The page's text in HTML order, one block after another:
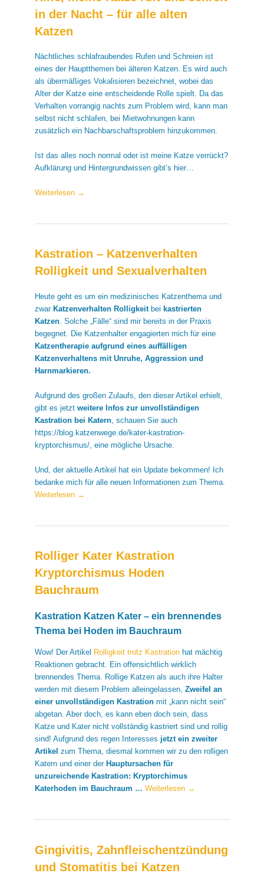
in der Nacht – für alle alten
Katzen
Nächtliches schlafraubendes Rufen und Schreien ist
eines der Hauptthemen bei älteren Katzen. Es wird auch
als übermäßiges Vokalisieren bezeichnet, wobei das
Alter der Katze eine entscheidende Rolle spielt. Da das
Verhalten vorrangig nachts zum Problem wird, kann man
selbst nicht schlafen, bei Mietwohnungen kann
zusätzlich ein Nachbarschaftsproblem hinzukommen.
Ist das alles noch normal oder ist meine Katze verrückt?
Aufklärung und Hintergrundwissen gibt’s hier…
Weiterlesen →
Kastration – Katzenverhalten
Rolligkeit und Sexualverhalten
Heute geht es um ein medizinisches Katzenthema und
zwarKatzenverhalten Rolligkeit bei kastrierten
Katzen . Solche „Fälle“ sind mir bereits in der Praxis
begegnet. Die Katzenhalter engagierten mich für eine
Katzentherapie aufgrund eines auffälligen
Katzenverhaltens mit Unruhe, Aggression und
Harnmarkieren.
Aufgrund des großen Zulaufs, den dieser Artikel erhielt,
gibt es jetztweitere Infos zur unvollständigen
Kastration bei Katern , schauen Sie auch
https://blog.katzenwege.de/kater-kastration-
kryptorchismus/, eine mögliche Ursache.
Und, der aktuelle Artikel hat ein Update bekommen! Ich
bedanke mich für alle neuen Informationen zum Thema.
Weiterlesen →
Rolliger Kater Kastration
Kryptorchismus Hoden
Bauchraum
Kastration Katzen Kater – ein brennendes
Thema bei Hoden im Bauchraum
Wow! Der Artikel Rolligkeit trotz Kastration hat mächtig
Reaktionen gebracht. Ein offensichtlich wirklich
brennendes Thema. Rollige Katzen als auch ihre Halter
werden mit diesem Problem alleingelassen,Zweifel an
einer unvollständigen Kastration mit „kann nicht sein“
abgetan. Aber doch, es kann eben doch sein, dass
Katze und Kater nicht vollständig kastriert sind und rollig
sind! Aufgrund des regen Interesses jetzt ein zweiter
Artikel zum Thema, diesmal kommen wir zu den rolligen
Katern und einer der Hauptursachen für
unzureichende Kastration: Kryptorchimus
Katerhoden im Bauchraum … Weiterlesen →
Gingivitis, Zahnfleischentzündung
und Stomatitis bei Katzen